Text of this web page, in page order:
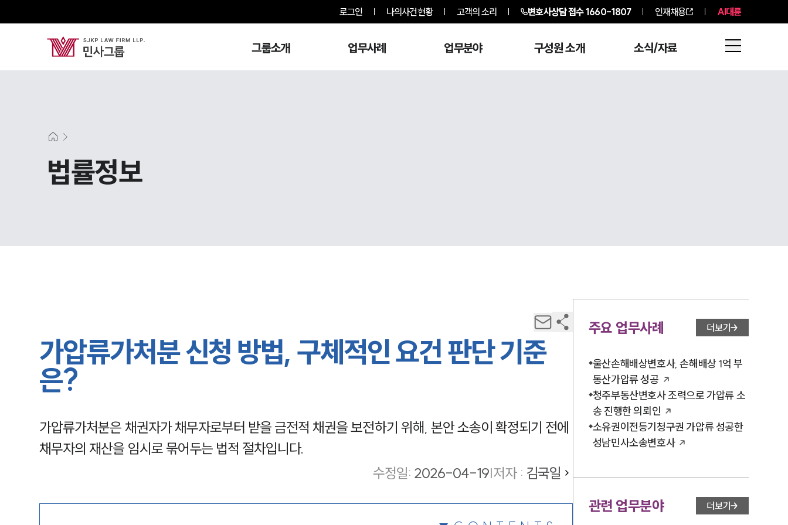
로그인 나의사건현황 고객의 소리 변호사상담 접수1660-1807 인재채용 AI대륜
그룹소개 업무사례 업무분야 구성원 소개 소식/자료
법률정보
가압류가처분 신청 방법, 구체적인 요건 판단 기준
은?
가압류가처분은 채권자가 채무자로부터 받을 금전적 채권을 보전하기 위해, 본안 소송이 확정되기 전에
채무자의 재산을 임시로 묶어두는 법적 절차입니다.
수정일: 2026-04-19|저자 : 김국일
주요 업무사례 더보기
울산손해배상변호사, 손해배상 1억 부
동산가압류 성공
청주부동산변호사 조력으로 가압류 소
송 진행한 의뢰인
소유권이전등기청구권 가압류 성공한
성남민사소송변호사
관련 업무분야 더보기